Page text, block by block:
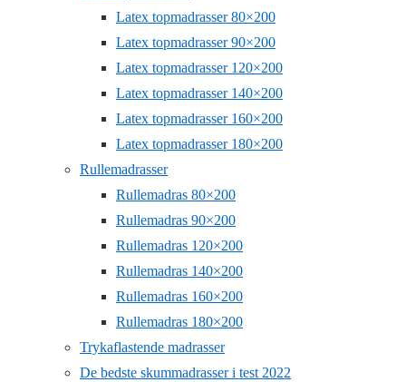
Latex topmadrasser 80×200
Latex topmadrasser 90×200
Latex topmadrasser 120×200
Latex topmadrasser 140×200
Latex topmadrasser 160×200
Latex topmadrasser 180×200
Rullemadrasser
Rullemadras 80×200
Rullemadras 90×200
Rullemadras 120×200
Rullemadras 140×200
Rullemadras 160×200
Rullemadras 180×200
Trykaflastende madrasser
De bedste skummadrasser i test 2022